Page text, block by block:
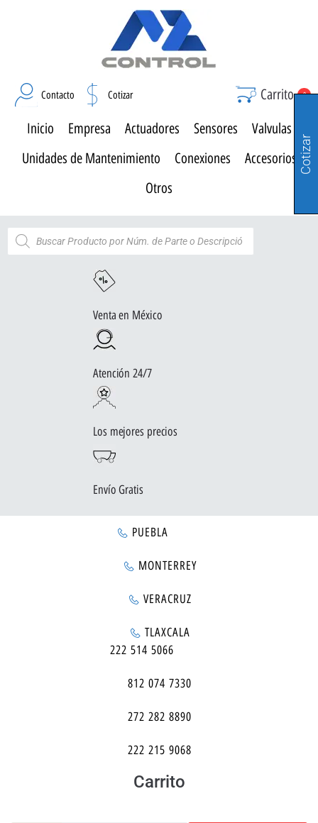
Contacto Cotizar Carrito 0
Inicio Empresa Actuadores Sensores
Valvulas
Unidades de Mantenimiento
Conexiones
Accesorios
Otros
Venta en México
Atención 24/7
Los mejores precios
Envío Gratis
PUEBLA
MONTERREY
VERACRUZ
TLAXCALA
222 514 5066
812 074 7330
272 282 8890
222 215 9068
Carrito
Cotizar